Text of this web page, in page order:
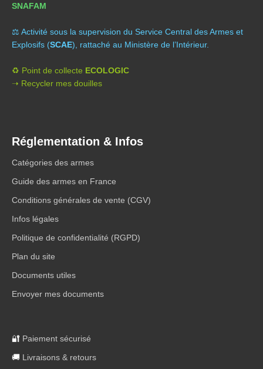
SNAFAM
⚖️ Activité sous la supervision du Service Central des Armes et
Explosifs (SCAE), rattaché au Ministère de l’Intérieur.
♻️ Point de collecte ECOLOGIC
➝ Recycler mes douilles
Réglementation & Infos
Catégories des armes
Guide des armes en France
Conditions générales de vente (CGV)
Infos légales
Politique de confidentialité (RGPD)
Plan du site
Documents utiles
Envoyer mes documents
🔐 Paiement sécurisé
🚚 Livraisons & retours